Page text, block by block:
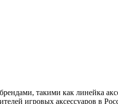
такими как линейка
игровых аксессуаров в